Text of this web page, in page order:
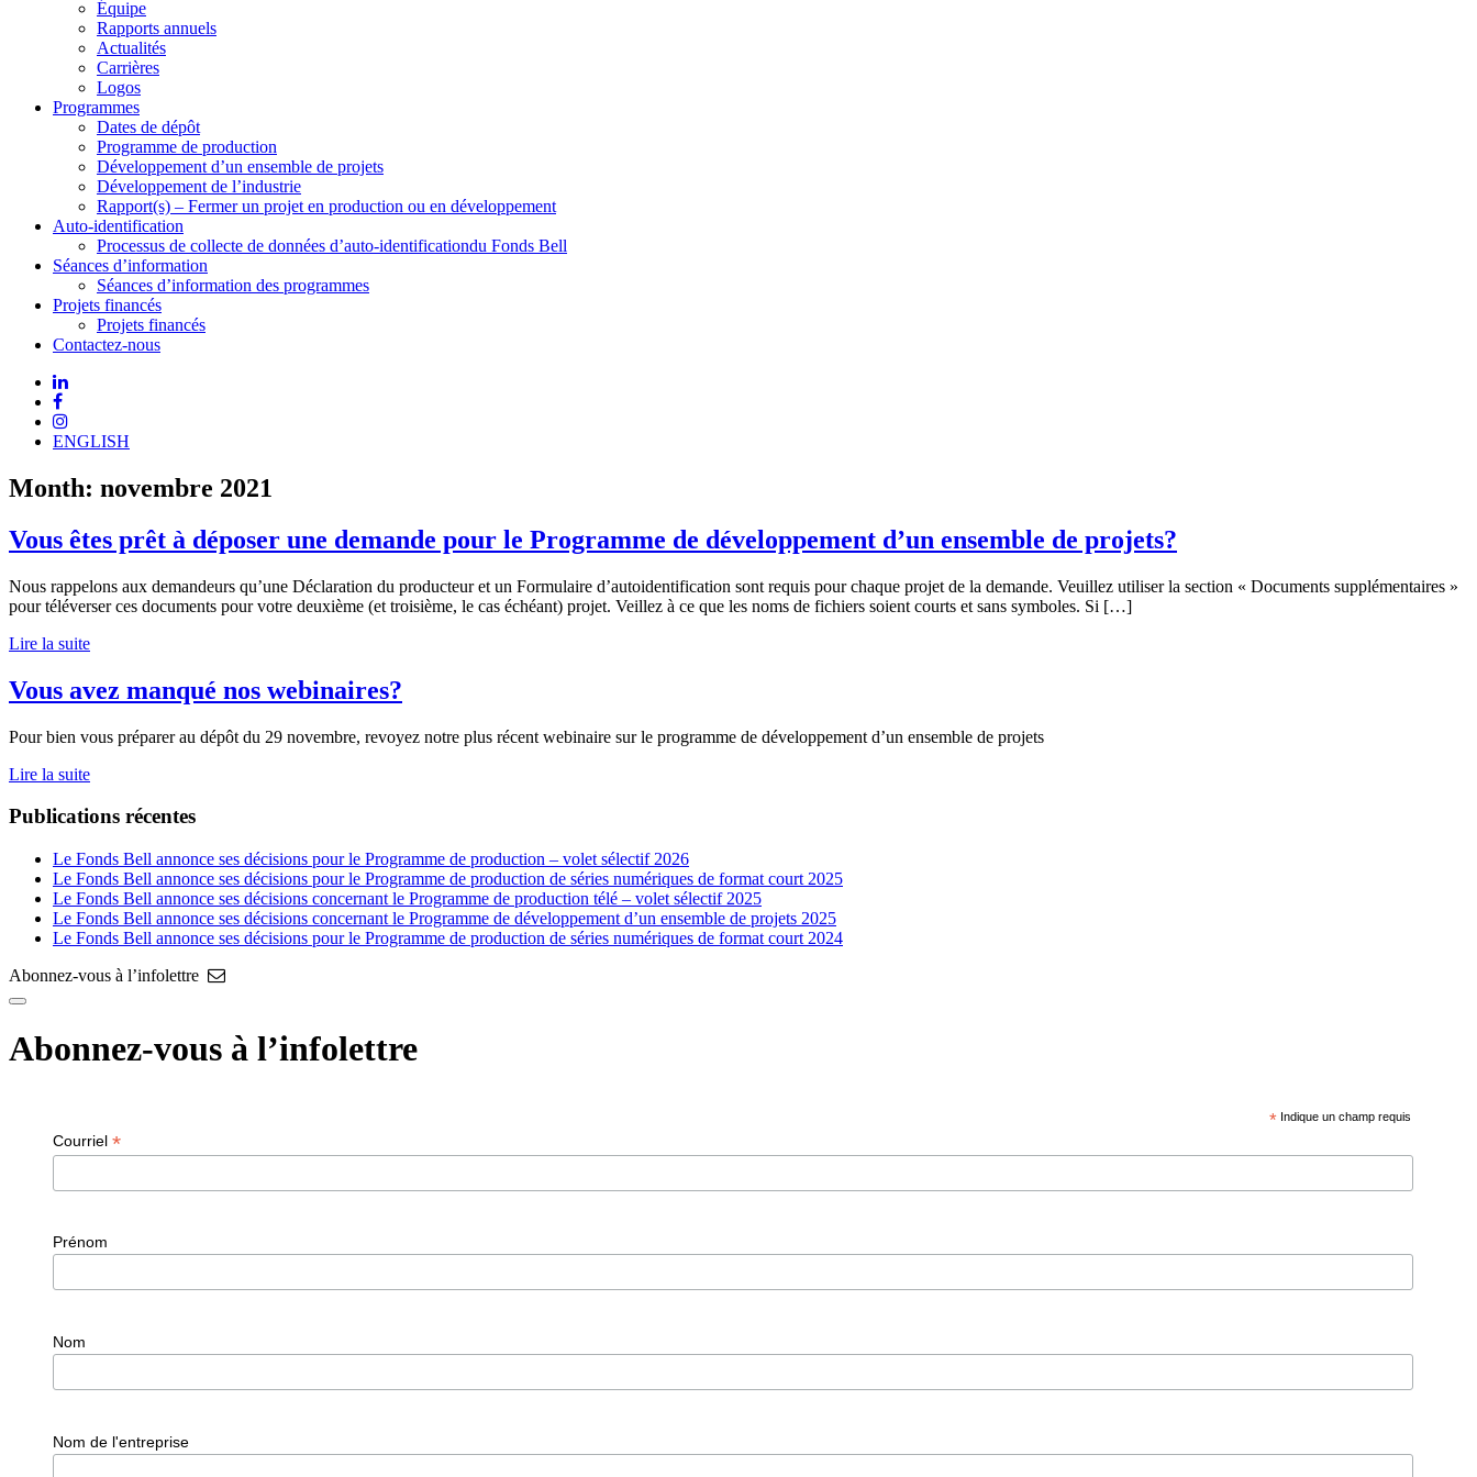
Équipe
Rapports annuels
Actualités
Carrières
Logos
Programmes
Dates de dépôt
Programme de production
Développement d’un ensemble de projets
Développement de l’industrie
Rapport(s) – Fermer un projet en production ou en développement
Auto-identification
Processus de collecte de données d’auto-identificationdu Fonds Bell
Séances d’information
Séances d’information des programmes
Projets financés
Projets financés
Contactez-nous
ENGLISH
Month: novembre 2021
Vous êtes prêt à déposer une demande pour le Programme de développement d’un ensemble de projets?
Nous rappelons aux demandeurs qu’une Déclaration du producteur et un Formulaire d’autoidentification sont requis pour chaque projet de la demande. Veuillez utiliser la section « Documents supplémentaires »
pour téléverser ces documents pour votre deuxième (et troisième, le cas échéant) projet. Veillez à ce que les noms de fichiers soient courts et sans symboles. Si […]
Lire la suite
Vous avez manqué nos webinaires?
Pour bien vous préparer au dépôt du 29 novembre, revoyez notre plus récent webinaire sur le programme de développement d’un ensemble de projets
Lire la suite
Publications récentes
Le Fonds Bell annonce ses décisions pour le Programme de production – volet sélectif 2026
Le Fonds Bell annonce ses décisions pour le Programme de production de séries numériques de format court 2025
Le Fonds Bell annonce ses décisions concernant le Programme de production télé – volet sélectif 2025
Le Fonds Bell annonce ses décisions concernant le Programme de développement d’un ensemble de projets 2025
Le Fonds Bell annonce ses décisions pour le Programme de production de séries numériques de format court 2024
Abonnez-vous à l’infolettre
Abonnez-vous à l’infolettre
* Indique un champ requis
Courriel *
Prénom
Nom
Nom de l'entreprise